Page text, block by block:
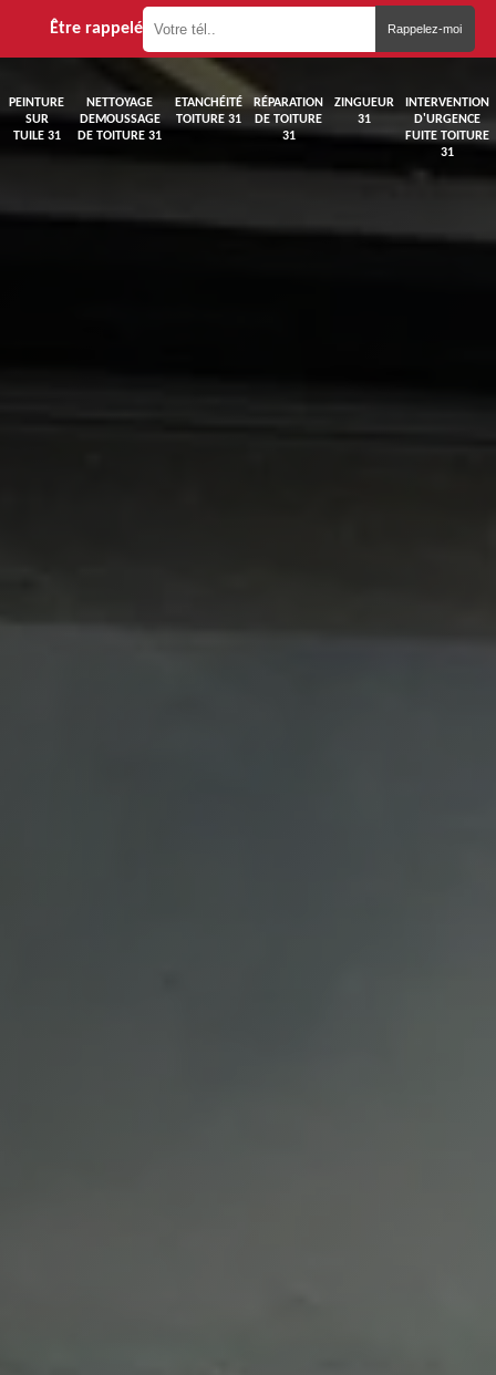
Être rappelé
PEINTURE
SUR
TUILE 31
NETTOYAGE
DEMOUSSAGE
DE TOITURE 31
ETANCHÉITÉ
TOITURE 31
RÉPARATION
DE TOITURE
31
ZINGUEUR
31
INTERVENTION
D'URGENCE
FUITE TOITURE
31